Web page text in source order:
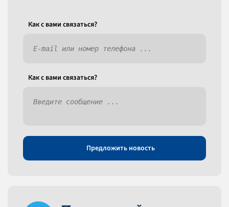
Как c вами связаться?
Как c вами связаться?
Предложить новость